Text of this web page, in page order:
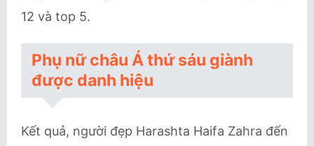
12 và top 5.
Phụ nữ châu Á thứ sáu giành
được danh hiệu
Kết quả, người đẹp Harashta Haifa Zahra đến